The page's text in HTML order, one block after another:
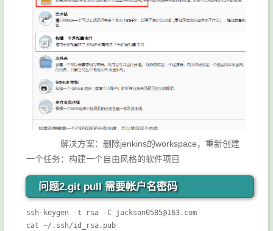
解决方案：删除jenkins的workspace，重新创建
一个任务：构建一个自由风格的软件项目
问题2.git pull 需要帐户名密码
ssh-keygen -t rsa -C jackson0585@163.com
cat ~/.ssh/id_rsa.pub